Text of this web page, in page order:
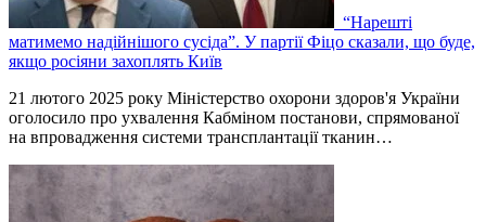
“Нарешті
матимемо надійнішого сусіда”. У партії Фіцо сказали, що буде,
якщо росіяни захоплять Київ
21 лютого 2025 року Міністерство охорони здоров'я України
оголосило про ухвалення Кабміном постанови, спрямованої
на впровадження системи трансплантації тканин…